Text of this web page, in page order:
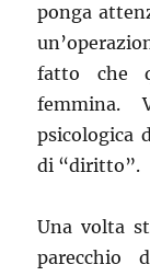
ponga
fatto che
femmina.
psicologica
di “diritto”.
Una volta